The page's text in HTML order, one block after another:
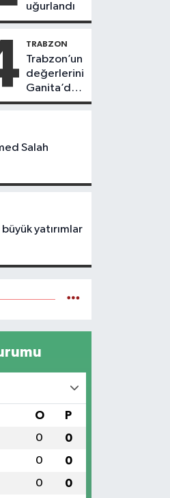
uğurlandı
TRABZON
Trabzon’un
değerlerini
Ganita’da
yaşatıyoruz
Salah
yatırımlar
O P
0 0
0 0
0 0